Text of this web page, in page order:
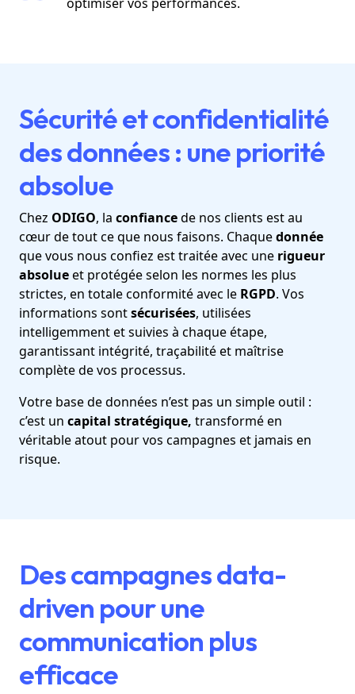
Sécurité et confidentialité
des données : une priorité
absolue
Chez ODIGO, la confiancede nos clients est au
cœur de tout ce que nous faisons. Chaquedonnée
que vous nous confiez est traitée avec une rigueur
absolueet protégée selon les normes les plus
strictes, en totale conformité avec le RGPD. Vos
informations sontsécurisées, utilisées
intelligemment et suivies à chaque étape,
garantissant intégrité, traçabilité et maîtrise
complète de vos processus.
Votre base de données n’est pas un simple outil :
c’est un capital stratégique, transformé en
véritable atout pour vos campagnes et jamais en
risque.
Des campagnes data-
driven pour une
communication plus
efficace